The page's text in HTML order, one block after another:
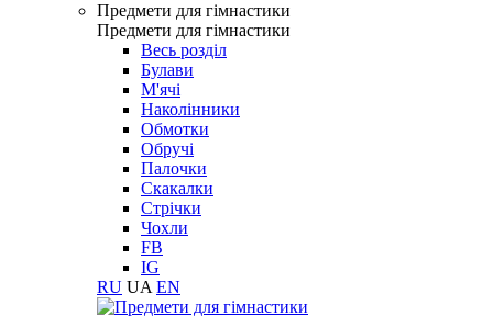
Предмети для гімнастики
Предмети для гімнастики
Весь розділ
Булави
М'ячі
Наколінники
Обмотки
Обручі
Палочки
Скакалки
Стрічки
Чохли
FB
IG
RU UA EN